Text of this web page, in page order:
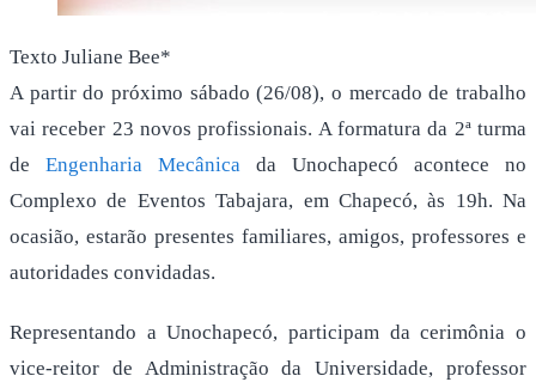
Texto Juliane Bee*
A partir do próximo sábado (26/08), o mercado de trabalho
vai receber 23 novos profissionais. A formatura da 2ª turma
de Engenharia Mecânica da Unochapecó acontece no
Complexo de Eventos Tabajara, em Chapecó, às 19h. Na
ocasião, estarão presentes familiares, amigos, professores e
autoridades convidadas.
Representando a Unochapecó, participam da cerimônia o
vice-reitor de Administração da Universidade, professor